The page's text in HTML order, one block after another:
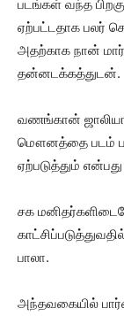
படங்கள் வந்த
ஏற்பட்டதாக பலர்
அதற்காக நான்
தன்னடக்கத்துடன்.
வணங்கான்
மௌனத்தை படம்
ஏற்படுத்தும் என்பது
சக
பாலா.
அந்தவகையில்